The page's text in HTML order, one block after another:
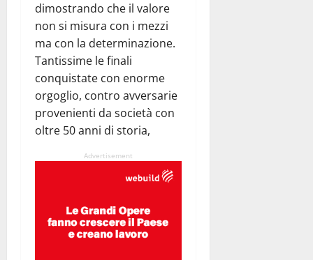
dimostrando che il valore
non si misura con i mezzi
ma con la determinazione.
Tantissime le finali
conquistate con enorme
orgoglio, contro avversarie
provenienti da società con
oltre 50 anni di storia,
Advertisement